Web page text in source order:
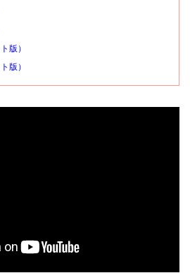
版）
版）